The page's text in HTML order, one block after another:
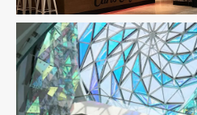
Immobilier Commercial